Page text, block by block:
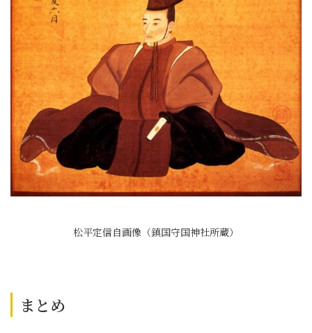
松平定信自画像（鎮国守国神社所蔵）
まとめ